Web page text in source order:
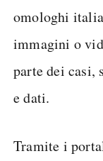
omologhi
immagini o
parte dei casi,
e dati.
Tramite i